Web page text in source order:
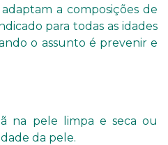
a composições de
para todas as idades
o assunto é prevenir e
na pele limpa e seca ou
da pele.